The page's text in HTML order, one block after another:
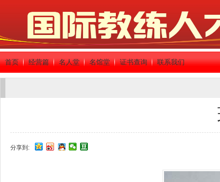
首页 经营篇 名人堂 名馆堂 证书查询 联系我们
分享到: